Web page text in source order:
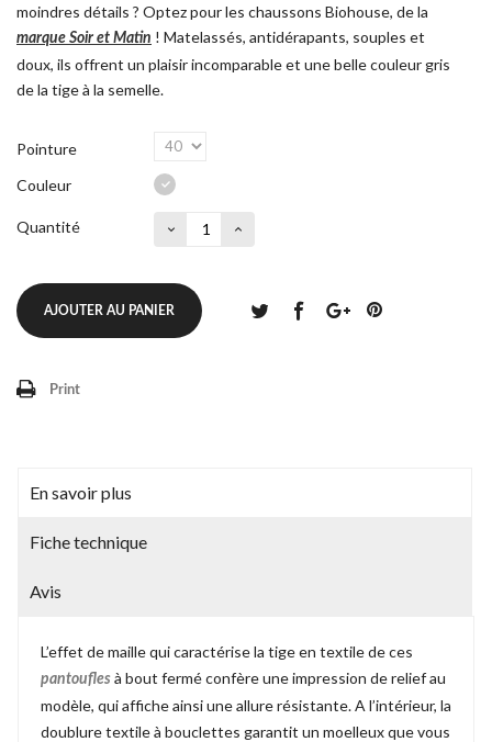
moindres détails ? Optez pour les chaussons Biohouse, de la
marque Soir et Matin ! Matelassés, antidérapants, souples et
doux, ils offrent un plaisir incomparable et une belle couleur gris
de la tige à la semelle.
Pointure
Couleur
Quantité
AJOUTER AU PANIER
Print
En savoir plus
Fiche technique
Avis
L’effet de maille qui caractérise la tige en textile de ces
pantoufles à bout fermé confère une impression de relief au
modèle, qui affiche ainsi une allure résistante. A l’intérieur, la
doublure textile à bouclettes garantit un moelleux que vous